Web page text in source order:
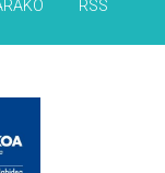
RSS